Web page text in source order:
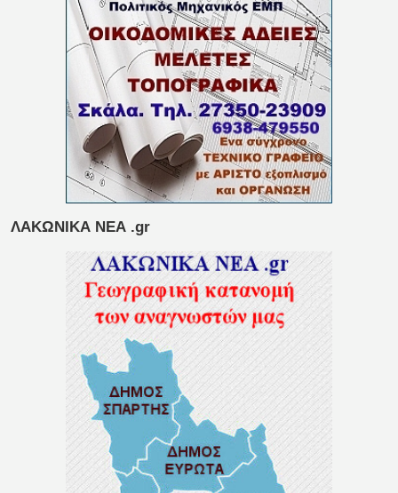
ΛΑΚΩΝΙΚΑ ΝΕΑ .gr